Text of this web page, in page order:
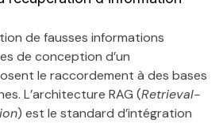
de fausses informations
de conception d’un
le raccordement à des bases
L’architecture RAG (Retrieval-
) est le standard d’intégration